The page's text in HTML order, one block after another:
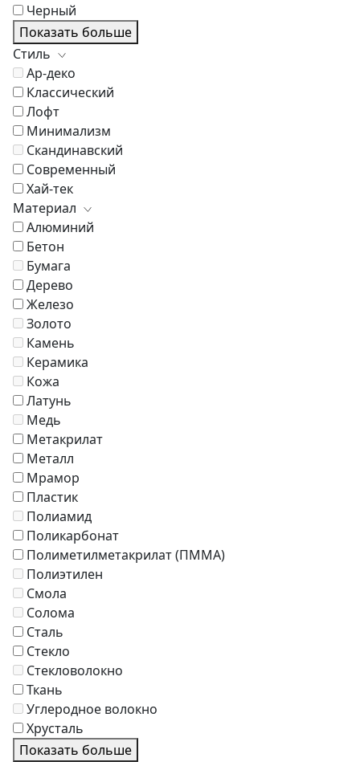
Черный
Показать больше
Стиль
Ар-деко
Классический
Лофт
Минимализм
Скандинавский
Современный
Хай-тек
Материал
Алюминий
Бетон
Бумага
Дерево
Железо
Золото
Камень
Керамика
Кожа
Латунь
Медь
Метакрилат
Металл
Мрамор
Пластик
Полиамид
Поликарбонат
Полиметилметакрилат (ПММА)
Полиэтилен
Смола
Солома
Сталь
Стекло
Стекловолокно
Ткань
Углеродное волокно
Хрусталь
Показать больше